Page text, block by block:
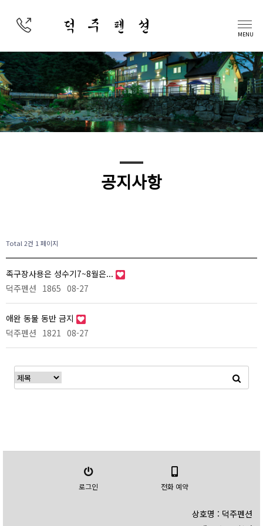
덕 주 펜 션
MENU
공지사항
Total 2건 1 페이지
족구장사용은 성수기7~8월은...
덕주펜션 1865 08-27
애완 동물 동반 금지
덕주펜션 1821 08-27
로그인 전화 예약
상호명 : 덕주펜션